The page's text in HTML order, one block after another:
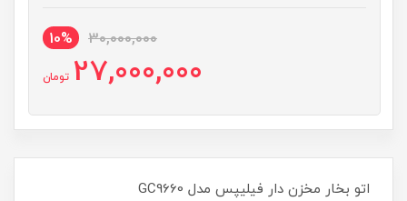
30,000,000
10%
27,000,000 تومان
اتو بخار مخزن دار فیلیپس مدل GC9660